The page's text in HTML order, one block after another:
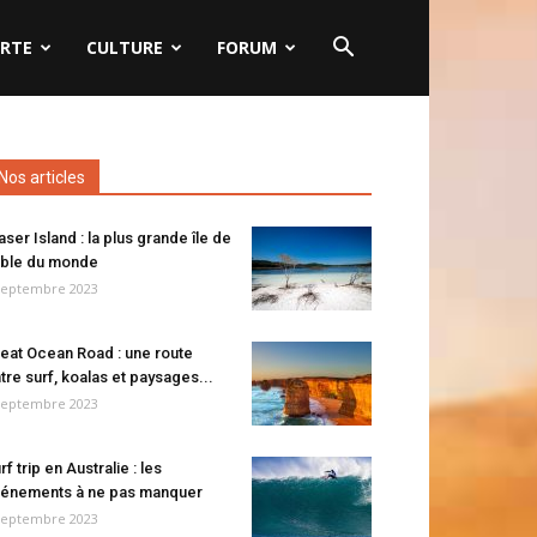
CULTURE FORUM
articles
Island : la plus grande île de
du monde
2023
Ocean Road : une route
surf, koalas et paysages...
2023
trip en Australie : les
à ne pas manquer
2023